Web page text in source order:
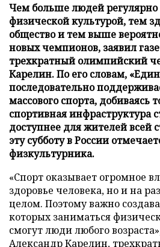
Чем больше людей
физической культурой, тем
общество и тем выше
новых чемпионов, заявил
трехкратный олимпийский
Карелин. По его словам,
последовательно
массового спорта, добиваясь
спортивная инфраструктура
доступнее для жителей всей
эту субботу в России
физкультурника.
«Спорт оказывает огромное
здоровье человека, но и на
целом. Поэтому важно
которых заниматься
смогут люди любого
Александр Карелин,